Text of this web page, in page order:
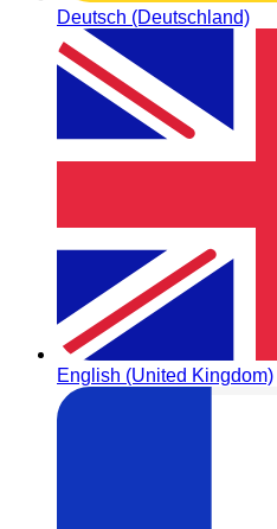
Deutsch (Deutschland)
English (United Kingdom)